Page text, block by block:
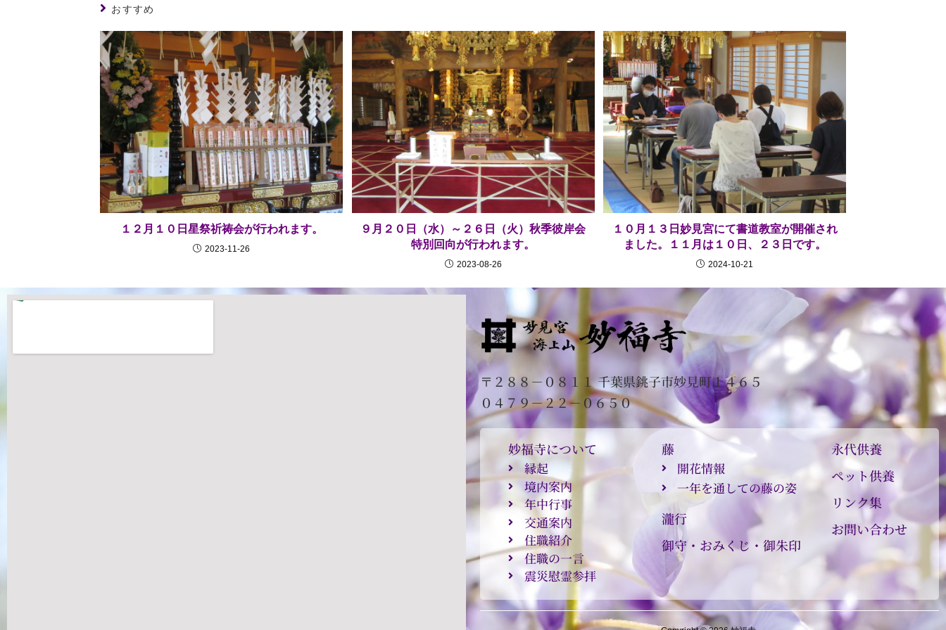
おすすめ
１２月１０日星祭祈祷会が行われます。
2023-11-26
９月２０日（水）～２６日（火）秋季彼岸会
特別回向が行われます。
2023-08-26
１０月１３日妙見宮にて書道教室が開催され
ました。１１月は１０日、２３日です。
2024-10-21
〒２８８－０８１１ 千葉県銚子市妙見町１４６５
０４７９－２２－０６５０
妙福寺について
縁起
境内案内
年中行事
交通案内
住職紹介
住職の一言
震災慰霊参拝
藤
開花情報
一年を通しての藤の姿
瀧行
御守・おみくじ・御朱印
永代供養
ペット供養
リンク集
お問い合わせ